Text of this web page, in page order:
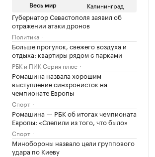
Весь мир Калининград
Губернатор Севастополя заявил об
отражении атаки дронов
Политика
Больше прогулок, свежего воздуха и
отдыха: квартиры рядом с парками
РБК и ПИК Серия плюс
Ромашина назвала хорошим
выступление синхронисток на
чемпионате Европы
Спорт
Ромашина — РБК об итогах чемпионата
Европы: «Слепили из того, что было»
Спорт
Минобороны назвало цели группового
удара по Киеву